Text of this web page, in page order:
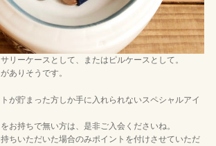
リーケースとして、またはピルケースとして。
ありそうです。
が貯まった方しか手に入れられないスペシャルアイ
お持ちで無い方は、是非ご入会くださいね。
ちいただいた場合のみポイントを付けさせていただ